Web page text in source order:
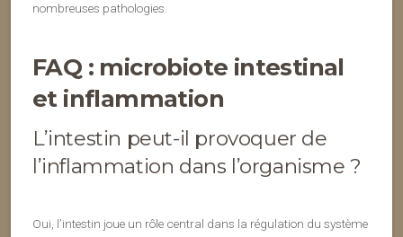
nombreuses pathologies.
FAQ : microbiote intestinal
et inflammation
L’intestin peut-il provoquer de
l’inflammation dans l’organisme ?
Oui, l’intestin joue un rôle central dans la régulation du système